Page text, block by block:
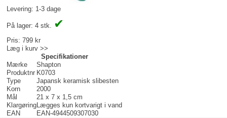
Levering: 1-3 dage
På lager: 4 stk. ✔
Pris:799 kr
Læg i kurv >>
Specifikationer
Mærke
Shapton
Produktnr K0703
Type
Japansk keramisk slibesten
Korn
2000
Mål
21 x 7 x 1,5 cm
KlargøringLægges kun kortvarigt i vand
EAN
EAN-4944509307030